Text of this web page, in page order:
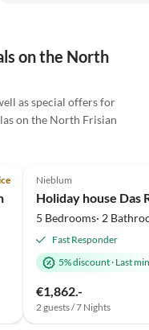
on the North
as special offers for
on the North Frisian
Nieblum
Holiday house Das
5 Bedrooms· 2
Fast Responder
5% discount· Last
€1,862.-
2 guests / 7 Nights